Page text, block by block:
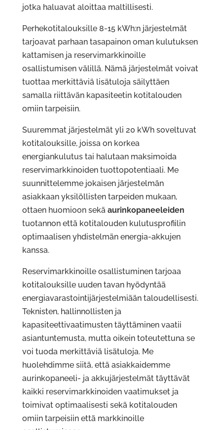
jotka haluavat aloittaa maltillisesti.
Perhekotitalouksille 8-15 kWh:n järjestelmät
tarjoavat parhaan tasapainon oman kulutuksen
kattamisen ja reservimarkkinoille
osallistumisen välillä. Nämä järjestelmät voivat
tuottaa merkittäviä lisätuloja säilyttäen
samalla riittävän kapasiteetin kotitalouden
omiin tarpeisiin.
Suuremmat järjestelmät yli 20 kWh soveltuvat
kotitalouksille, joissa on korkea
energiankulutus tai halutaan maksimoida
reservimarkkinoiden tuottopotentiaali. Me
suunnittelemme jokaisen järjestelmän
asiakkaan yksilöllisten tarpeiden mukaan,
ottaen huomioon sekä aurinkopaneeleiden
tuotannon että kotitalouden kulutusprofiilin
optimaalisen yhdistelmän energia-akkujen
kanssa.
Reservimarkkinoille osallistuminen tarjoaa
kotitalouksille uuden tavan hyödyntää
energiavarastointijärjestelmiään taloudellisesti.
Teknisten, hallinnollisten ja
kapasiteettivaatimusten täyttäminen vaatii
asiantuntemusta, mutta oikein toteutettuna se
voi tuoda merkittäviä lisätuloja. Me
huolehdimme siitä, että asiakkaidemme
aurinkopaneeli- ja akkujärjestelmät täyttävät
kaikki reservimarkkinoiden vaatimukset ja
toimivat optimaalisesti sekä kotitalouden
omiin tarpeisiin että markkinoille